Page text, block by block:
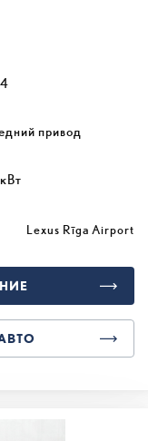
привод
Lexus Rīga Airport